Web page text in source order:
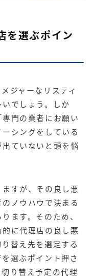
を選ぶポイン
ジャーな リスティ
でしょう。しか
門の業者にお願い
シングをしている
ていないと頭を悩
すが、その良し悪
ノウハウで決まる
ます。そのため、
に代理店の良し悪
替え先を選定する
選ぶポイント押さ
り替え予定の代理